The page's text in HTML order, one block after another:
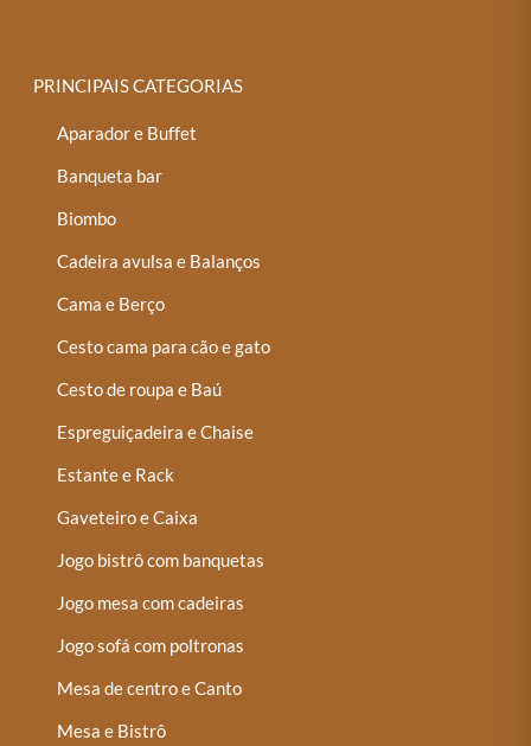
PRINCIPAIS CATEGORIAS
Aparador e Buffet
Banqueta bar
Biombo
Cadeira avulsa e Balanços
Cama e Berço
Cesto cama para cão e gato
Cesto de roupa e Baú
Espreguiçadeira e Chaise
Estante e Rack
Gaveteiro e Caixa
Jogo bistrô com banquetas
Jogo mesa com cadeiras
Jogo sofá com poltronas
Mesa de centro e Canto
Mesa e Bistrô